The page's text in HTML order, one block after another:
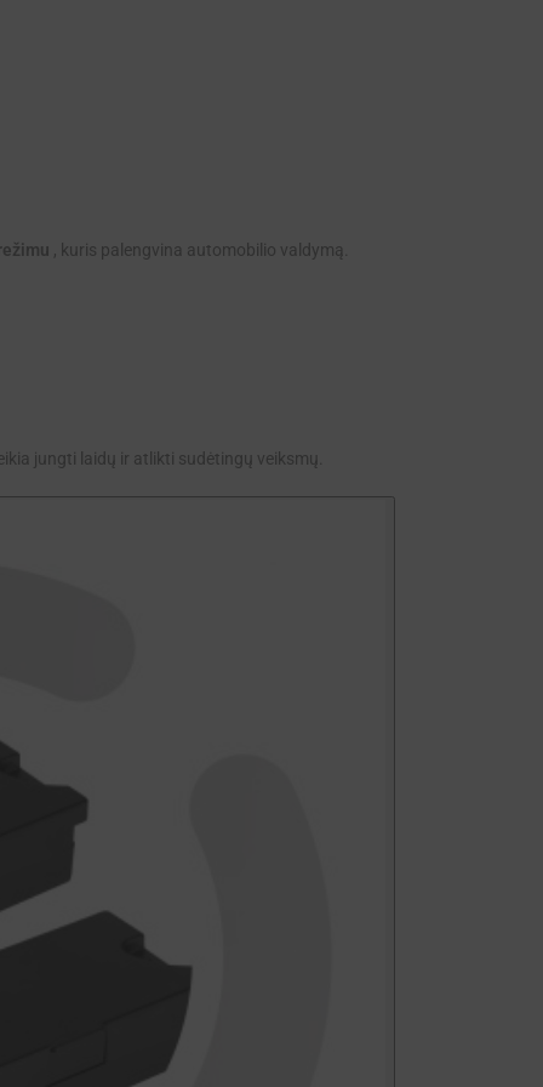
, kuris palengvina automobilio valdymą.
jungti laidų ir atlikti sudėtingų veiksmų.